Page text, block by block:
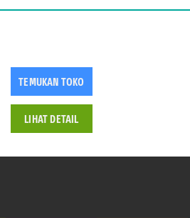
TEMUKAN TOKO
LIHAT DETAIL